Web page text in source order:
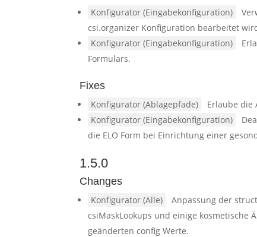
Konfigurator (Eingabekonfiguration)
csi.organizer Konfiguration bearbeitet
Konfigurator (Eingabekonfiguration)
Formulars.
Fixes
Konfigurator (Ablagepfade)
Erlaube die
Konfigurator (Eingabekonfiguration)
die ELO Form bei Einrichtung einer
1.5.0
Changes
Konfigurator (Alle)
Anpassung der
csiMaskLookups und einige kosmetische
geänderten config Werte.